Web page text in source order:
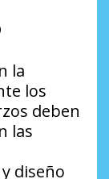
la
los
deben
las
diseño